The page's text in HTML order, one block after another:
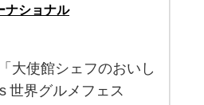
ナショナル
大使館シェフのおいし
世界グルメフェス